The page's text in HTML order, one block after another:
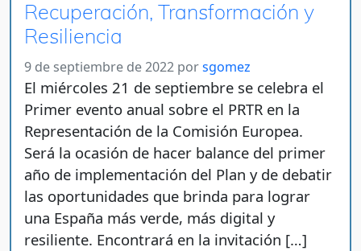
Recuperación, Transformación y
Resiliencia
9 de septiembre de 2022 porsgomez
El miércoles 21 de septiembre se celebra el
Primer evento anual sobre el PRTR en la
Representación de la Comisión Europea.
Será la ocasión de hacer balance del primer
año de implementación del Plan y de debatir
las oportunidades que brinda para lograr
una España más verde, más digital y
resiliente. Encontrará en la invitación […]